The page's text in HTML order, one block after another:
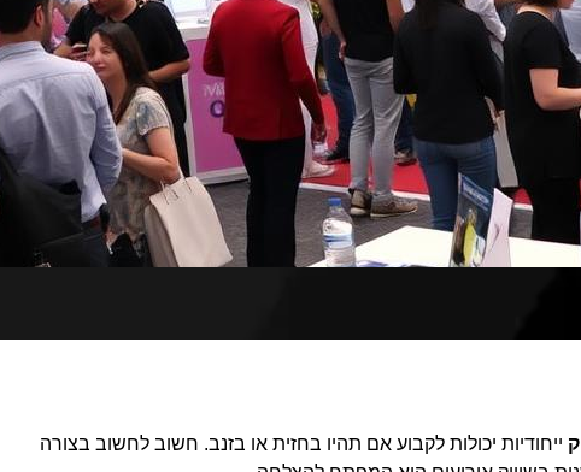
ייחודיות יכולות לקבוע אם תהיו בחזית או בזנב. חשוב לחשוב בצורה